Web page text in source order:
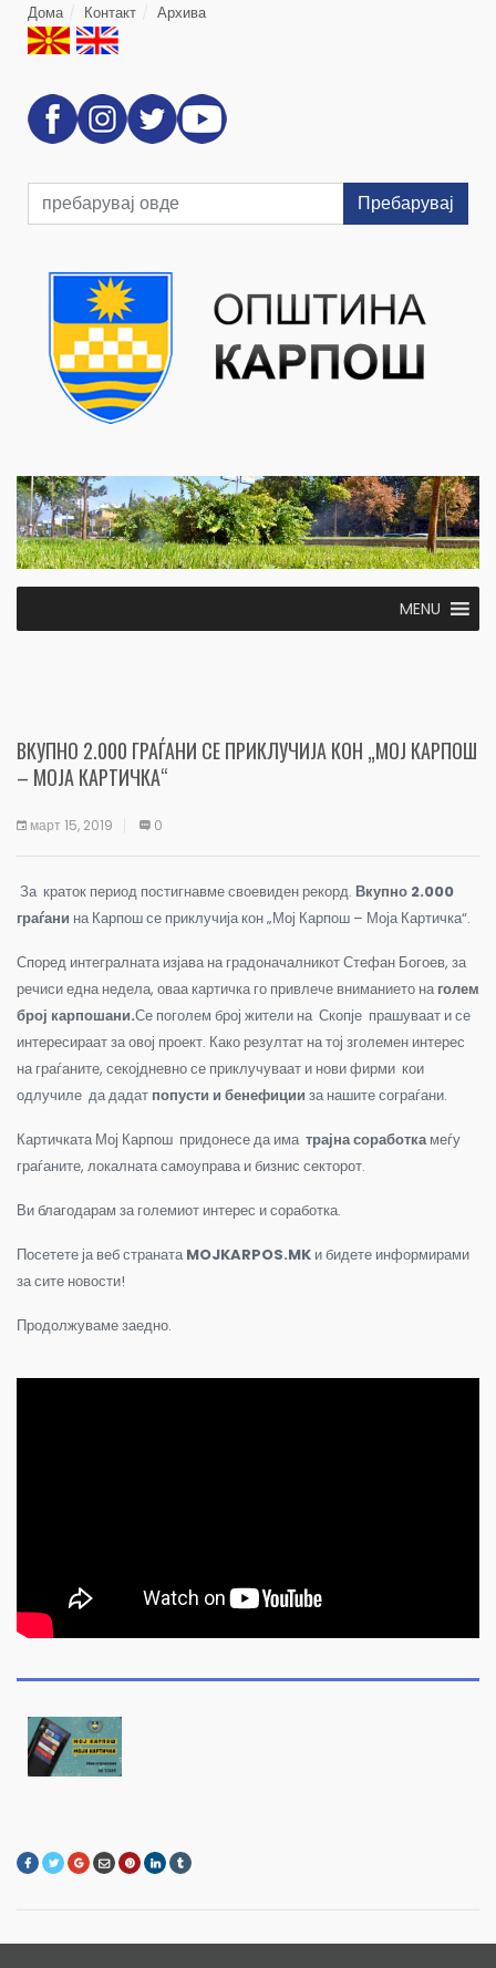
Дома Контакт Архива
Пребарувај
MENU
ВКУПНО 2.000 ГРАЃАНИ СЕ ПРИКЛУЧИЈА КОН „МОЈ КАРПОШ
– МОЈА КАРТИЧКА“
март 15, 2019 0
За краток период постигнавме своевиден рекорд. Вкупно 2.000
граѓани на Карпош се приклучијакон„Мој Карпош – Моја Картичка“.
Според интегралната изјава на градоначалникот Стефан Богоев, за
речиси една недела, оваа картичка го привлече вниманието наголем
број карпошани.Се поголем број жители на Скопје прашуваат и се
интересираат за овој проект. Како резултат на тој зголемен интерес
на граѓаните, секојдневно се приклучуваат и нови фирми кои
одлучиле да дадат попусти и бенефиции за нашите сограѓани.
Картичката Мој Карпош придонесе да има трајна соработкамеѓу
граѓаните, локалната самоуправа и бизнис секторот.
Ви благодарам за големиот интерес и соработка.
Посетете ја веб странатаMOJKARPOS.MK и бидете информирами
за сите новости!
Продолжуваме заедно.